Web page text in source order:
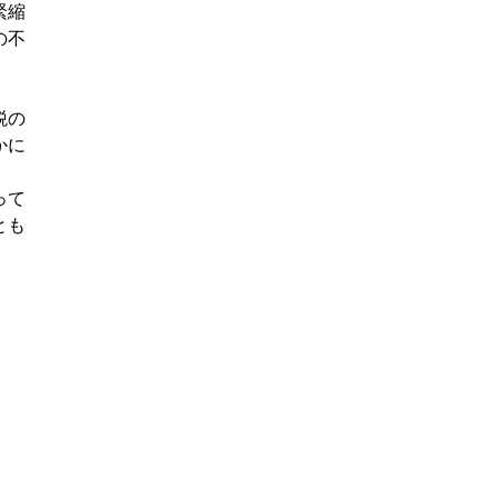
縮
不
の
に
て
も